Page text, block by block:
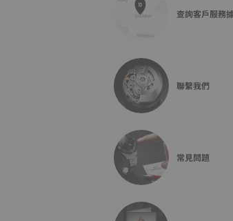
查詢客戶服務
聯繫我們
常見問題